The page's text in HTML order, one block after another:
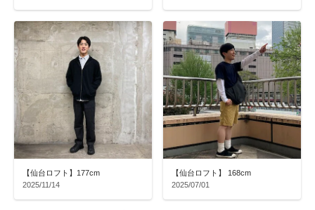
【仙台ロフト】177cm
2025/11/14
【仙台ロフト】 168cm
2025/07/01